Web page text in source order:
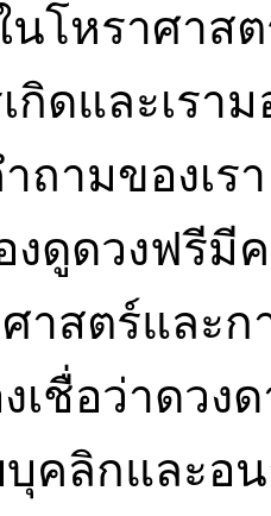
นโหราศาส
ดและเรา
ถามของเร
งดูดวงฟรี
าสตร์และ
เชื่อว่าดวง
บุคลิกและอ